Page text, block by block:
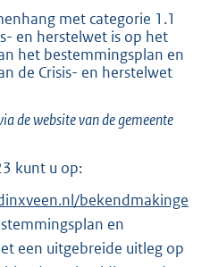
met categorie 1.1
en herstelwet is op het
het bestemmingsplan en
de Crisis- en herstelwet
de website van de gemeente
kunt u op:
bekendmakinge
en
een uitgebreide uitleg op